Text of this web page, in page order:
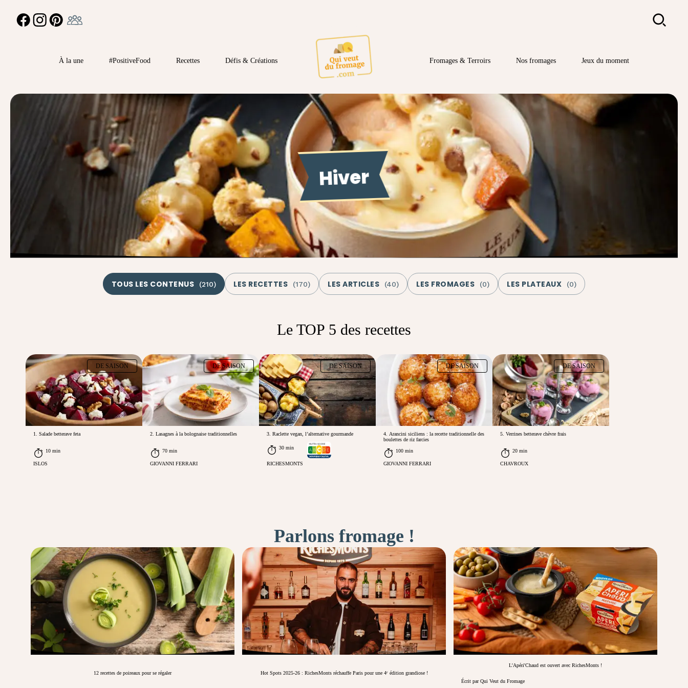
FACEBOOKINSTAGRAMPINTEREST Rechercher
À la une #PositiveFood Recettes Défis & Créations Fromages & Terroirs Nos fromages Jeux du moment
Hiver
TOUS LES CONTENUS (210) LES RECETTES (170) LES ARTICLES (40) LES FROMAGES (0) LES PLATEAUX (0)
Le TOP 5 des recettes
DE SAISON
1. Salade betterave feta
10 min
ISLOS
DE SAISON
2. Lasagnes à la bolognaise traditionnelles
70 min
GIOVANNI FERRARI
DE SAISON
3. Raclette vegan, l’alternative gourmande
30 min
RICHESMONTS
DE SAISON
4. Arancini siciliens : la recette traditionnelle des
boulettes de riz farcies
100 min
GIOVANNI FERRARI
DE SAISON
5. Verrines betterave chèvre frais
20 min
CHAVROUX
Parlons fromage !
12 recettes de poireaux pour se régaler Hot Spots 2025-26 : RichesMonts réchauffe Paris pour une 4ᵉ édition grandiose !
L'Apéri'Chaud est ouvert avec RichesMonts !
Écrit par Qui Veut du Fromage